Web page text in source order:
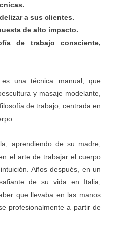
a sus clientes.
de alto impacto.
de trabajo consciente,
es una técnica manual, que
y masaje modelante,
de trabajo, centrada en
aprendiendo de su madre,
el arte de trabajar el cuerpo
Años después, en un
de su vida en Italia,
que llevaba en las manos
profesionalmente a partir de